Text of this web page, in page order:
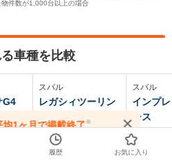
件数が1,000台以上の場合
車種を比較
G4
スバル
レガシィツーリン
スバル
インプ
シス
1ヶ月で掲載終了※
問い合わせください
履歴 お気に入り